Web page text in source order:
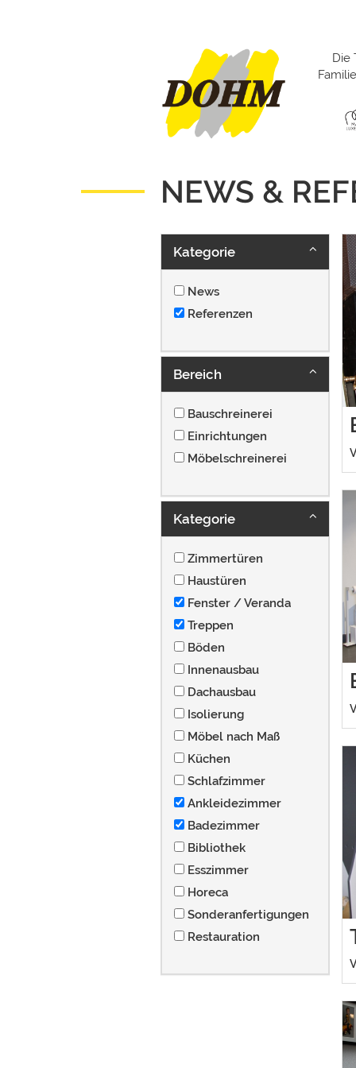
Die
NEWS &
Kategorie
News
Referenzen
Bereich
Bauschreinerei
Einrichtungen
Möbelschreinerei
Kategorie
Zimmertüren
Haustüren
Fenster / Veranda
Treppen
Böden
Innenausbau
Dachausbau
Isolierung
Möbel nach Maß
Küchen
Schlafzimmer
Ankleidezimmer
Badezimmer
Bibliothek
Esszimmer
Horeca
Sonderanfertigungen
Restauration